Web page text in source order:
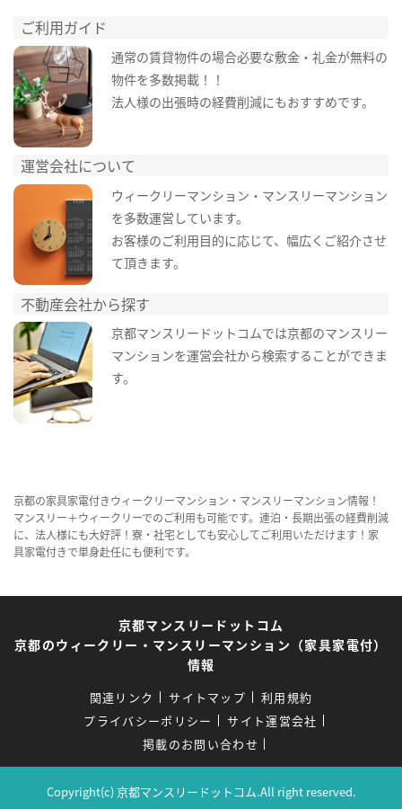
ご利用ガイド
通常の賃貸物件の場合必要な敷金・礼金が無料の
物件を多数掲載！！
法人様の出張時の経費削減にもおすすめです。
運営会社について
ウィークリーマンション・マンスリーマンション
を多数運営しています。
お客様のご利用目的に応じて、幅広くご紹介させ
て頂きます。
不動産会社から探す
京都マンスリードットコムでは京都のマンスリー
マンションを運営会社から検索することができま
す。
京都の家具家電付きウィークリーマンション・マンスリーマンション情報！
マンスリー＋ウィークリーでのご利用も可能です。連泊・長期出張の経費削減
に、法人様にも大好評！寮・社宅としても安心してご利用いただけます！家
具家電付きで単身赴任にも便利です。
京都マンスリードットコム
京都のウィークリー・マンスリーマンション（家具家電付）
情報
関連リンク サイトマップ
利用規約
プライバシーポリシー
サイト運営会社
掲載のお問い合わせ
Copyright(c) 京都マンスリードットコム.All right reserved.